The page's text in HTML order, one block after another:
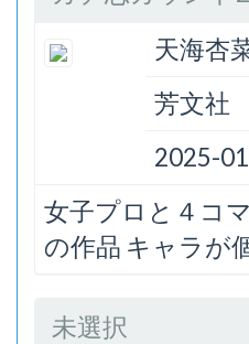
天海杏
芳文社
2025-
女子プロと４コ
の作品 キャラが
未選択